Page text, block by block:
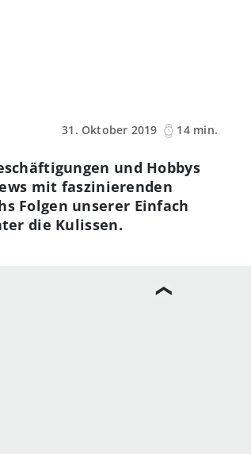
31. Oktober 2019
14 min.
und Hobbys
mit faszinierenden
Folgen unserer Einfach
die Kulissen.